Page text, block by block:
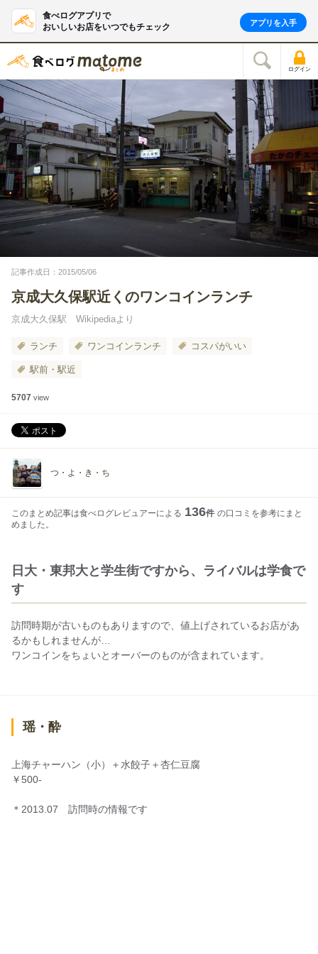
食べログアプリで
おいしいお店をいつでもチェック
アプリを入手
ログイン
記事作成日：2015/05/06
京成大久保駅近くのワンコインランチ
京成大久保駅 Wikipediaより
ランチ ワンコインランチ コスパがいい
駅前・駅近
5707 view
つ・よ・き・ち
このまとめ記事は食べログレビュアーによる 136件 の口コミを参考にまと
めました。
日大・東邦大と学生街ですから、ライバルは学食で
す
訪問時期が古いものもありますので、値上げされているお店があ
るかもしれませんが…
ワンコインをちょいとオーバーのものが含まれています。
瑶・酔
上海チャーハン（小）＋水餃子＋杏仁豆腐
￥500-
＊2013.07 訪問時の情報です